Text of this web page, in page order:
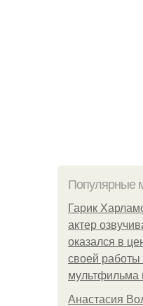
Популярные
Гарик
актер
оказался в
своей работы
мультфильма
Анастасия